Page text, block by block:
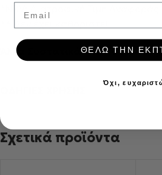
Άλλα Συστατικά:Μαλτοδεξτρίνη,
Σχετικά προϊόντα
Email
ΘΕΛΩ ΤΗΝ
Όχι,